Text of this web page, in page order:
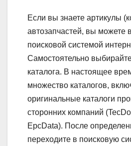
Если вы знаете артикулы
автозапчастей, вы можете
поисковой системой
Самостоятельно
каталога. В настоящее
множество каталогов,
оригинальные каталоги
сторонних компаний
EpcData). После
переходите в поисковую